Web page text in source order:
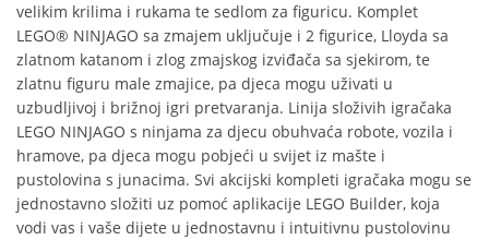
velikim krilima i rukama te sedlom za figuricu. Komplet
LEGO® NINJAGO sa zmajem uključuje i 2 figurice, Lloyda sa
zlatnom katanom i zlog zmajskog izviđača sa sjekirom, te
zlatnu figuru male zmajice, pa djeca mogu uživati u
uzbudljivoj i brižnoj igri pretvaranja. Linija složivih igračaka
LEGO NINJAGO s ninjama za djecu obuhvaća robote, vozila i
hramove, pa djeca mogu pobjeći u svijet iz mašte i
pustolovina s junacima. Svi akcijski kompleti igračaka mogu se
jednostavno složiti uz pomoć aplikacije LEGO Builder, koja
vodi vas i vaše dijete u jednostavnu i intuitivnu pustolovinu